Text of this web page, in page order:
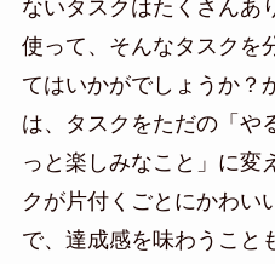
ないタスクはたくさんあ
使って、そんなタスクを
てはいかがでしょうか？
は、タスクをただの「や
っと楽しみなこと」に変
クが片付くごとにかわい
で、達成感を味わうこと